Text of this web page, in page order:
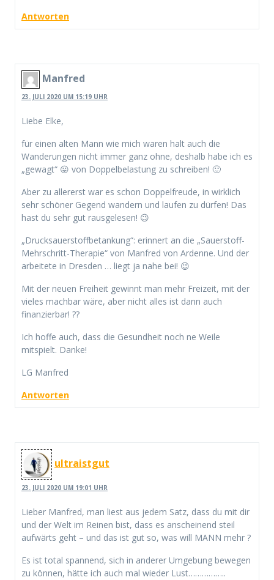
Antworten
Manfred
23. JULI 2020 UM 15:19 UHR
Liebe Elke,
für einen alten Mann wie mich waren halt auch die
Wanderungen nicht immer ganz ohne, deshalb habe ich es
„gewagt“ 😛 von Doppelbelastung zu schreiben! 🙂
Aber zu allererst war es schon Doppelfreude, in wirklich
sehr schöner Gegend wandern und laufen zu dürfen! Das
hast du sehr gut rausgelesen! 😉
„Drucksauerstoffbetankung“: erinnert an die „Sauerstoff-
Mehrschritt-Therapie“ von Manfred von Ardenne. Und der
arbeitete in Dresden … liegt ja nahe bei! 😉
Mit der neuen Freiheit gewinnt man mehr Freizeit, mit der
vieles machbar wäre, aber nicht alles ist dann auch
finanzierbar! ??
Ich hoffe auch, dass die Gesundheit noch ne Weile
mitspielt. Danke!
LG Manfred
Antworten
ultraistgut
23. JULI 2020 UM 19:01 UHR
Lieber Manfred, man liest aus jedem Satz, dass du mit dir
und der Welt im Reinen bist, dass es anscheinend steil
aufwärts geht – und das ist gut so, was will MANN mehr ?
Es ist total spannend, sich in anderer Umgebung bewegen
zu können, hätte ich auch mal wieder Lust……………..